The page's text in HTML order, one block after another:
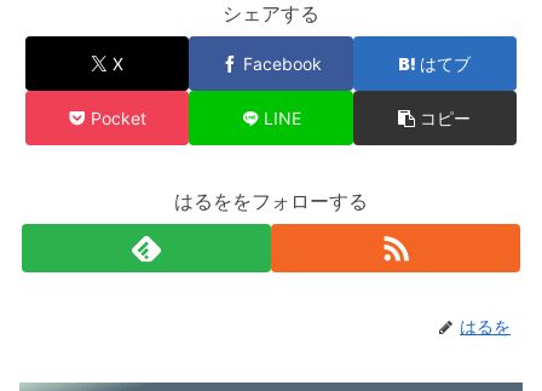
シェアする
X Facebook はてブ
Pocket LINE コピー
はるををフォローする
はるを